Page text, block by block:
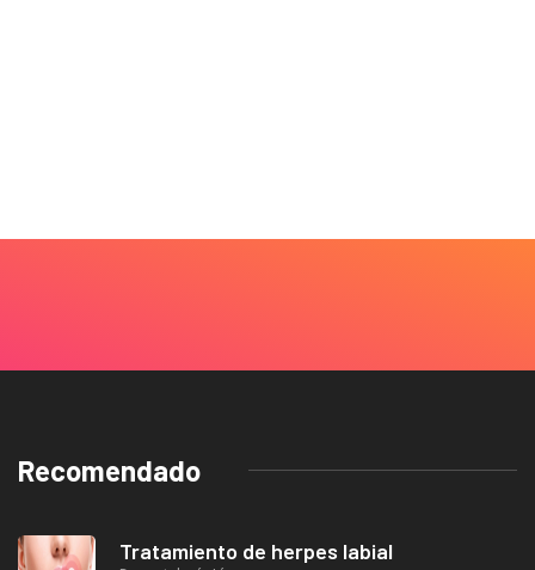
Recomendado
Tratamiento de herpes labial